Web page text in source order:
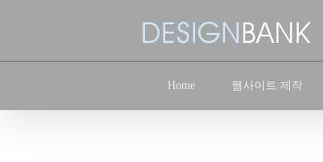
Home 웹사이트 제작